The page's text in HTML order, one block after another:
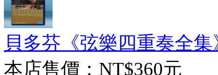
貝多芬《弦樂四重奏全
本店售價： NT$360元